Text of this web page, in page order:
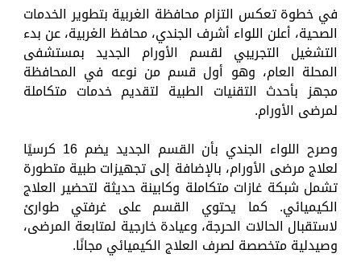
في خطوة تعكس التزام محافظة الغربية بتطوير الخدمات
الصحية، أعلن اللواء أشرف الجندي، محافظ الغربية، عن بدء
التشغيل التجريبي لقسم الأورام الجديد بمستشفى
المحلة العام، وهو أول قسم من نوعه في المحافظة
مجهز بأحدث التقنيات الطبية لتقديم خدمات متكاملة
لمرضى الأورام.
وصرح اللواء الجندي بأن القسم الجديد يضم 16 كرسيًا
لعلاج مرضى الأورام، بالإضافة إلى تجهيزات طبية متطورة
تشمل شبكة غازات متكاملة وكابينة حديثة لتحضير العلاج
الكيميائي. كما يحتوي القسم على غرفتي طوارئ
لاستقبال الحالات الحرجة، وعيادة خارجية لمتابعة المرضى،
وصيدلية متخصصة لصرف العلاج الكيميائي مجانًا.